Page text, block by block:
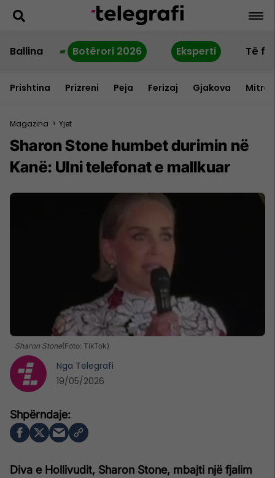
Ballina Botërori 2026 Eksperti Të
Prishtina Prizreni Peja Ferizaj Gjakova
Magazina > Yjet
Sharon Stone humbet durimin në
Kanë: Ulni telefonat e mallkuar
Sharon Stone(Foto: TikTok)
Diva e Hollivudit, Sharon Stone, mbajti një fjalim
Nga Telegrafi
19/05/2026